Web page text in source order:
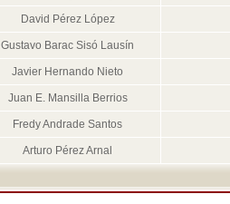
David Pérez López
Gustavo Barac Sisó Lausín
Javier Hernando Nieto
Juan E. Mansilla Berrios
Fredy Andrade Santos
Arturo Pérez Arnal